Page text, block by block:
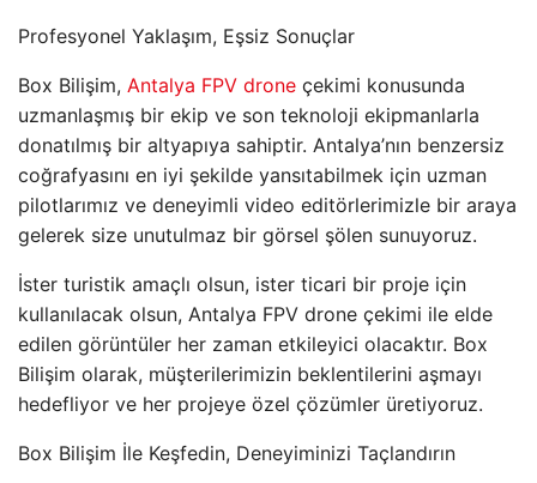
Profesyonel Yaklaşım, Eşsiz Sonuçlar
Box Bilişim, Antalya FPV drone çekimi konusunda
uzmanlaşmış bir ekip ve son teknoloji ekipmanlarla
donatılmış bir altyapıya sahiptir. Antalya’nın benzersiz
coğrafyasını en iyi şekilde yansıtabilmek için uzman
pilotlarımız ve deneyimli video editörlerimizle bir araya
gelerek size unutulmaz bir görsel şölen sunuyoruz.
İster turistik amaçlı olsun, ister ticari bir proje için
kullanılacak olsun, Antalya FPV drone çekimi ile elde
edilen görüntüler her zaman etkileyici olacaktır. Box
Bilişim olarak, müşterilerimizin beklentilerini aşmayı
hedefliyor ve her projeye özel çözümler üretiyoruz.
Box Bilişim İle Keşfedin, Deneyiminizi Taçlandırın